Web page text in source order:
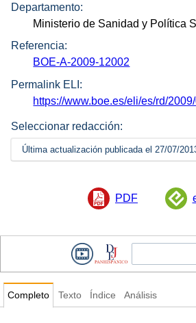
Departamento:
Ministerio de Sanidad y Política
Referencia:
BOE-A-2009-12002
Permalink ELI:
https://www.boe.es/eli/es/rd/
Seleccionar redacción:
Última actualización publicada el 27/07/
PDF
Completo Texto Índice Análisis